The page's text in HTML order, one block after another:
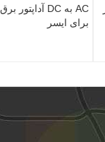
AC به DC آداپتور برق
برای ایسر